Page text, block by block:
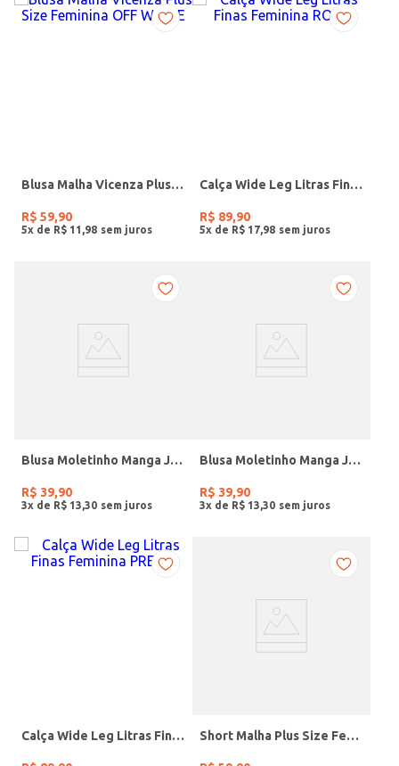
Blusa Malha Vicenza Plus Size Feminina OFF WHITE
R$ 59,90
5x de R$ 11 98
Calça Wide Leg Litras Finas Feminina ROSA
R$ 89,90
5x de R$ 17 98
Blusa Moletinho Manga Japonesa Feminina VERDE
R$ 39,90
3x de R$ 13 30
Blusa Moletinho Manga Japonesa Feminina BEGE
R$ 39,90
3x de R$ 13 30
Calça Wide Leg Litras Finas Feminina PRETO Short Malha Plus Size Feminino BEGE